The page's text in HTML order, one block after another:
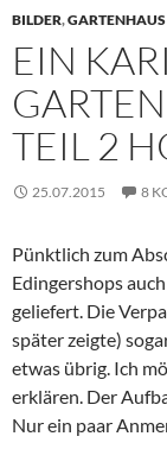
BILDER,GARTENHAUS
EIN
TEIL 2
25.07.2015 8
Pünktlich zum
Edingershops
geliefert. Die
später zeigte)
etwas übrig. Ich
erklären. Der
Nur ein paar